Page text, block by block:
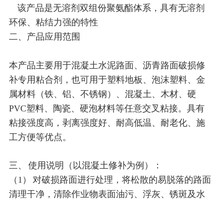
该产品是无溶剂双组份聚氨酯体系，具有无溶剂
环保、粘结力强的特性
二、产品应用范围
本产品主要用于混凝土水泥路面、沥青路面破损修
补专用粘合剂，也可用于塑料地板、泡沫塑料、金
属材料（铁、铝、不锈钢）、混凝土、木材、硬
PVC塑料、陶瓷、硬泡材料等任意交叉粘接。具有
粘接强度高，剥离强度好、耐高低温、耐老化、施
工方便等优点。
三、 使用说明（以混凝土修补为例）：
（1） 对破损路面进行处理，将松散的易脱落的路面
清理干净，清除作业物表面油污、浮灰、锈斑及水